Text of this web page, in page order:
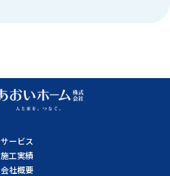
サービス
施工実績
会社概要